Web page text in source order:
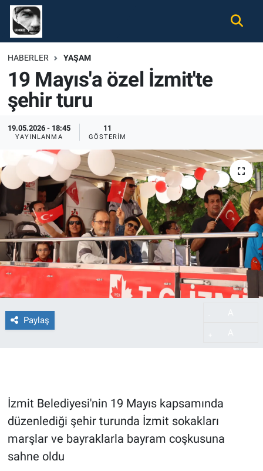
HABERLER YAŞAM
19 Mayıs'a özel İzmit'te
şehir turu
19.05.2026 - 18:45
YAYINLANMA
11
GÖSTERIM
Paylaş
İzmit Belediyesi'nin 19 Mayıs kapsamında
düzenlediği şehir turunda İzmit sokakları
marşlar ve bayraklarla bayram coşkusuna
sahne oldu
Gündem
Ekonomi
Spor
Magazin
Tüm Haberler
İletişim
Künye
Nöbetçi Eczaneler
Hava Durumu
Namaz Vakitleri
Trafik Durumu
Süper Lig Puan Durumu ve Fikstür
Tüm Manşetler
Son Dakika Haberleri
Haber Arşivi